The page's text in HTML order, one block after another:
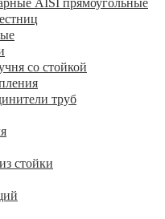
со стойкой
труб
стойки